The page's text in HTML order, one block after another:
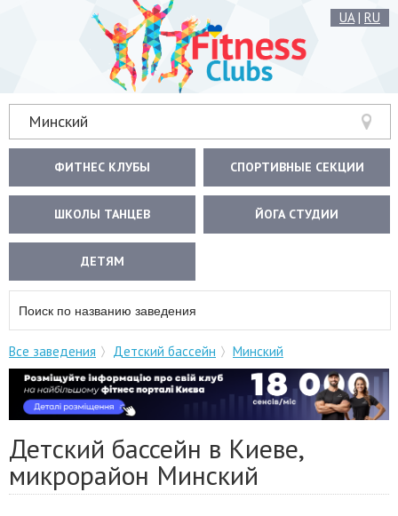
UA| RU
Минский
ФИТНЕС КЛУБЫ СПОРТИВНЫЕ СЕКЦИИ
ШКОЛЫ ТАНЦЕВ ЙОГА СТУДИИ
ДЕТЯМ
Все заведения Детский бассейн Минский
Детский бассейн в Киеве,
микрорайон Минский